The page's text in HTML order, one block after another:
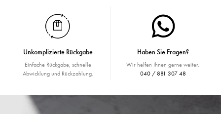
Unkomplizierte Rückgabe
Einfache Rückgabe, schnelle
Abwicklung und Rückzahlung.
Haben Sie Fragen?
Wir helfen Ihnen gerne weiter.
040 / 881 307 48